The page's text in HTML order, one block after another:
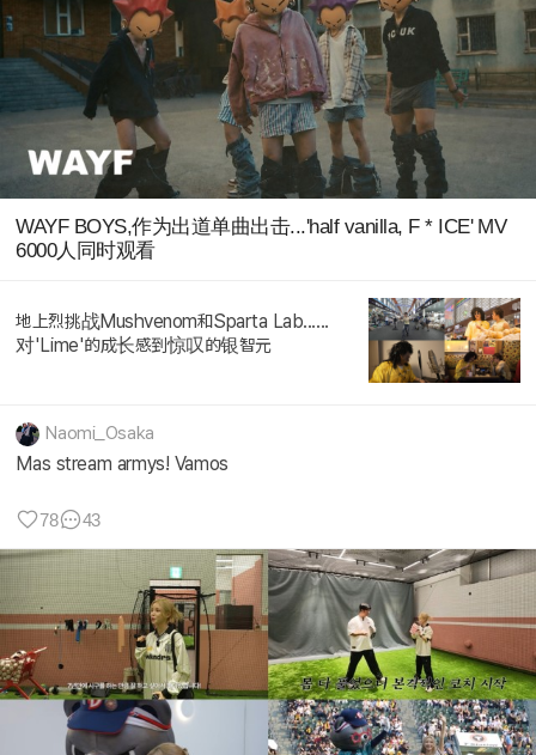
WAYF BOYS,作为出道单曲出击...'half vanilla, F * ICE' MV
6000人同时观看
地上烈挑战Mushvenom和Sparta Lab......
对'Lime'的成长感到惊叹的银智元
Naomi_Osaka
Mas stream armys! Vamos
78 43